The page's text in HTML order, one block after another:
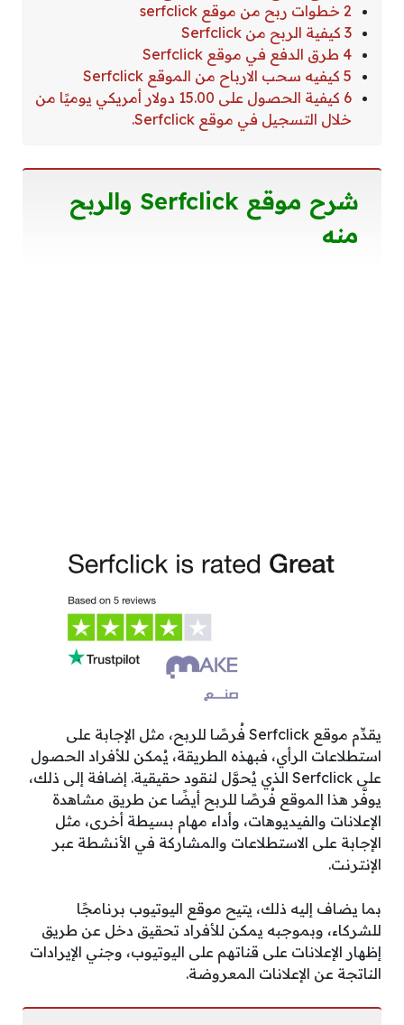
2 خطوات ربح من موقع serfclick
3 كيفية الربح من Serfclick
4 طرق الدفع في موقع Serfclick
5 كيفيه سحب الارباح من الموقع Serfclick
6 كيفية الحصول على 15.00 دولار أمريكي يوميًا من
خلال التسجيل في موقع Serfclick.
شرح موقع Serfclick والربح
منه
يقدِّم موقع Serfclick فُرصًا للربح، مثل الإجابة على
استطلاعات الرأي، فبهذه الطريقة، يُمكن للأفراد الحصول
على Serfclick الذي يُحوَّل لنقود حقيقية. إضافة إلى ذلك،
يوفَّر هذا الموقع فُرصًا للربح أيضًا عن طريق مشاهدة
الإعلانات والفيديوهات، وأداء مهام بسيطة أخرى، مثل
الإجابة على الاستطلاعات والمشاركة في الأنشطة عبر
الإنترنت.
بما يضاف إليه ذلك، يتيح موقع اليوتيوب برنامجًا
للشركاء، وبموجبه يمكن للأفراد تحقيق دخل عن طريق
إظهار الإعلانات على قناتهم على اليوتيوب، وجني الإيرادات
الناتجة عن الإعلانات المعروضة.